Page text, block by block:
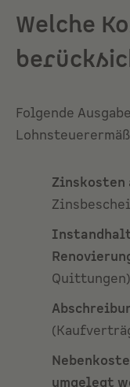
Welche
Folgende
Zinskosten
Quittungen)
umgelegt